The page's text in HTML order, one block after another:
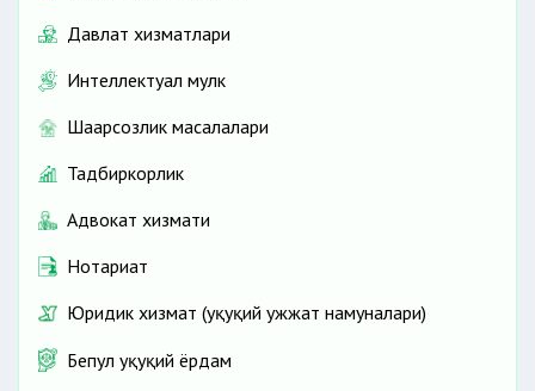
Давлат хизматлари
Интеллектуал мулк
Шаҳарсозлик масалалари
Тадбиркорлик
Адвокат хизмати
Нотариат
Юридик хизмат (ҳуқуқий ҳужжат намуналари)
Бепул ҳуқуқий ёрдам